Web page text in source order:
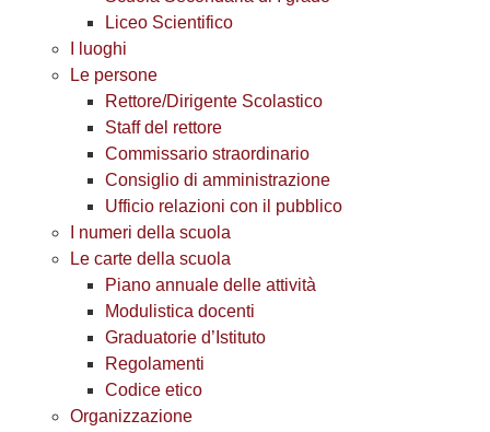
Liceo Scientifico
I luoghi
Le persone
Rettore/Dirigente Scolastico
Staff del rettore
Commissario straordinario
Consiglio di amministrazione
Ufficio relazioni con il pubblico
I numeri della scuola
Le carte della scuola
Piano annuale delle attività
Modulistica docenti
Graduatorie d’Istituto
Regolamenti
Codice etico
Organizzazione